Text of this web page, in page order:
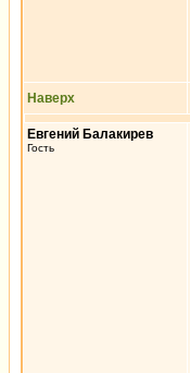
Наверх
Евгений Балакирев
Гость